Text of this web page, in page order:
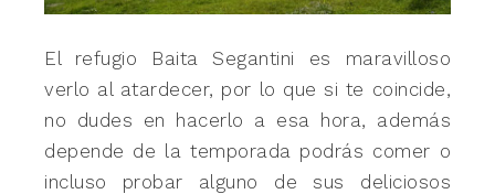
El refugio Baita Segantini es maravilloso
verlo al atardecer, por lo que si te coincide,
no dudes en hacerlo a esa hora, además
depende de la temporada podrás comer o
incluso probar alguno de sus deliciosos